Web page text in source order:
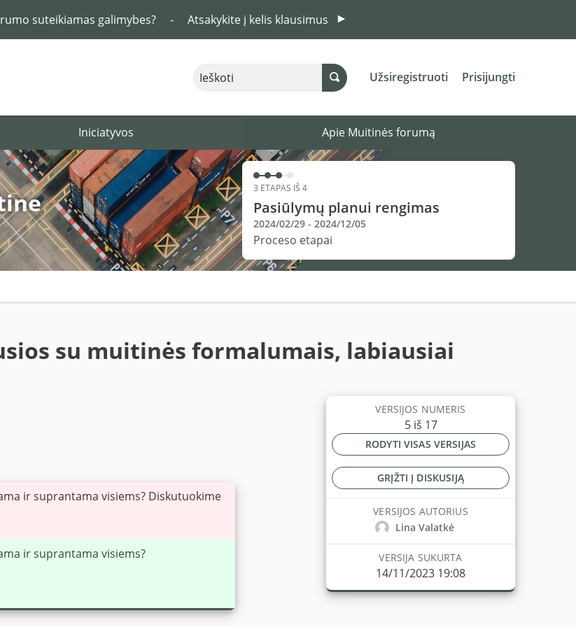
suteikiamas galimybes? - Atsakykite į kelis klausimus
Ieškoti Užsiregistruoti Prisijungti
Iniciatyvos Apie Muitinės forumą
3 ETAPAS IŠ 4
Pasiūlymų planui rengimas
2024/02/29 - 2024/12/05
Proceso etapai
su muitinės formalumais, labiausiai
ir suprantama visiems? Diskutuokime
ir suprantama visiems?
VERSIJOS NUMERIS
5 iš 17
RODYTI VISAS VERSIJAS
GRĮŽTI Į DISKUSIJĄ
VERSIJOS AUTORIUS
Lina Valatkė
VERSIJA SUKURTA
14/11/2023 19:08